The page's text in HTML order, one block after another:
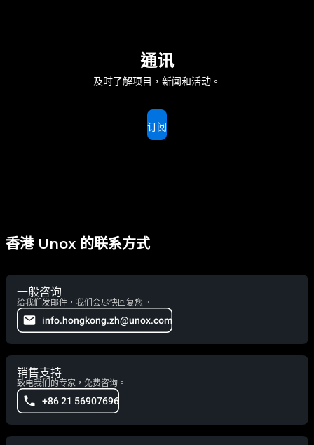
通讯
及时了解项目，新闻和活动。
订阅
香港 Unox 的联系方式
一般咨询
给我们发邮件，我们会尽快回复您。
info.hongkong.zh@unox.com
销售支持
致电我们的专家，免费咨询。
+86 21 56907696